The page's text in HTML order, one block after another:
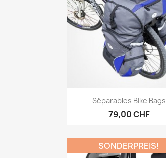
Vorschau
Séparables Bike Bags
79,00 CHF
SONDERPREIS!